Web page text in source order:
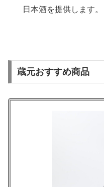
日本酒を提供します。
蔵元おすすめ商品